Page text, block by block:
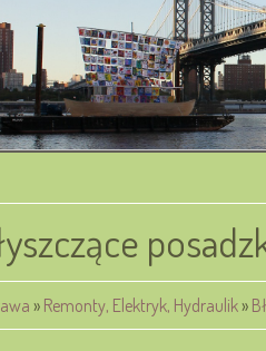
» Remonty, Elektryk, Hydraulik»